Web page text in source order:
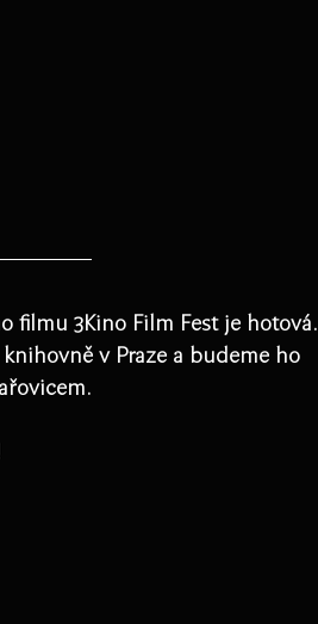
filmu 3Kino Film Fest je hotová.
v Praze a budeme ho